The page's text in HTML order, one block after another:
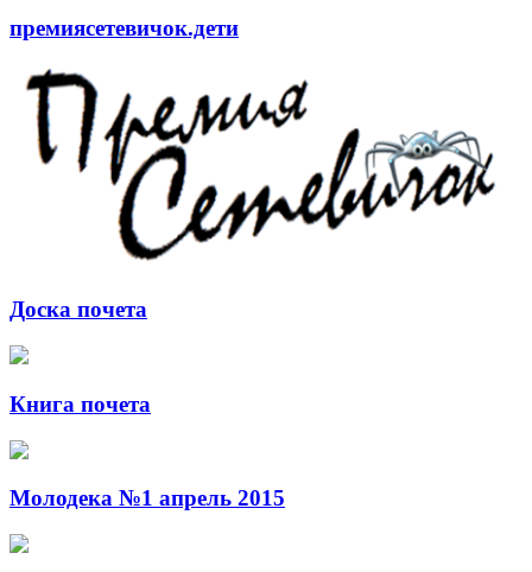
премиясетевичок.дети
Доска почета
Книга почета
Молодека №1 апрель 2015